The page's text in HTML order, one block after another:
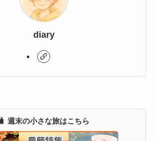
diary
🧳 週末の小さな旅はこちら